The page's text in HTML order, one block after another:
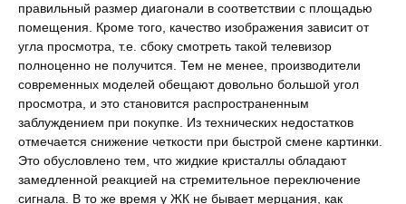
правильный размер диагонали в соответствии с площадью
помещения. Кроме того, качество изображения зависит от
угла просмотра, т.е. сбоку смотреть такой телевизор
полноценно не получится. Тем не менее, производители
современных моделей обещают довольно большой угол
просмотра, и это становится распространенным
заблуждением при покупке. Из технических недостатков
отмечается снижение четкости при быстрой смене картинки.
Это обусловлено тем, что жидкие кристаллы обладают
замедленной реакцией на стремительное переключение
сигнала. В то же время у ЖК не бывает мерцания, как